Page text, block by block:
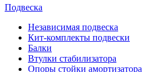
Подвеска
Независимая подвеска
Кит-комплекты подвески
Балки
Втулки стабилизатора
Опоры стойки амортизатора